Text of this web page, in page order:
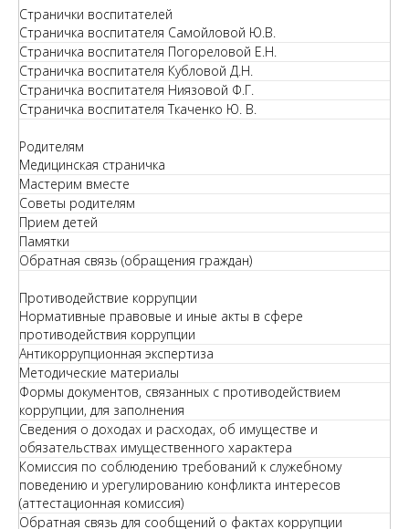
Странички воспитателей
Страничка воспитателя Самойловой Ю.В.
Страничка воспитателя Погореловой Е.Н.
Страничка воспитателя Кубловой Д.Н.
Страничка воспитателя Ниязовой Ф.Г.
Страничка воспитателя Ткаченко Ю. В.
Родителям
Медицинская страничка
Мастерим вместе
Советы родителям
Прием детей
Памятки
Обратная связь (обращения граждан)
Противодействие коррупции
Нормативные правовые и иные акты в сфере
противодействия коррупции
Антикоррупционная экспертиза
Методические материалы
Формы документов, связанных с противодействием
коррупции, для заполнения
Сведения о доходах и расходах, об имуществе и
обязательствах имущественного характера
Комиссия по соблюдению требований к служебному
поведению и урегулированию конфликта интересов
(аттестационная комиссия)
Обратная связь для сообщений о фактах коррупции